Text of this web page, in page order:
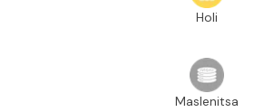
Holi
Maslenitsa